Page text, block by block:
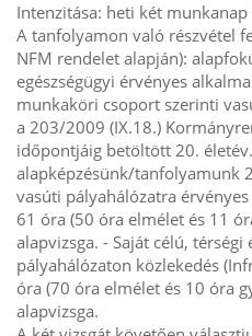
Intenzitása: heti két
A tanfolyamon való részvétel
NFM rendelet alapján):
egészségügyi érvényes
munkaköri csoport szerinti
a 203/2009 (IX.18.)
időpontjáig betöltött 20.
alapképzésünk/tanfolyamunk
vasúti pályahálózatra
61 óra (50 óra elmélet és 11
alapvizsga. - Saját célú,
pályahálózaton közlekedés
óra (70 óra elmélet és 10 óra
alapvizsga.